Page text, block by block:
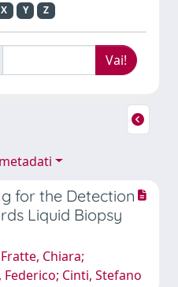
X Y Z
for the Detection
Liquid Biopsy
Chiara;
Cinti, Stefano